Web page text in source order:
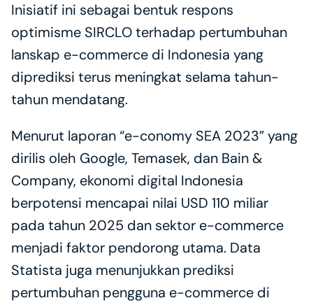
Inisiatif ini sebagai bentuk respons
optimisme SIRCLO terhadap pertumbuhan
lanskap e-commerce di Indonesia yang
diprediksi terus meningkat selama tahun-
tahun mendatang.
Menurut laporan “e-conomy SEA 2023” yang
dirilis oleh Google, Temasek, dan Bain &
Company, ekonomi digital Indonesia
berpotensi mencapai nilai USD 110 miliar
pada tahun 2025 dan sektor e-commerce
menjadi faktor pendorong utama. Data
Statista juga menunjukkan prediksi
pertumbuhan pengguna e-commerce di